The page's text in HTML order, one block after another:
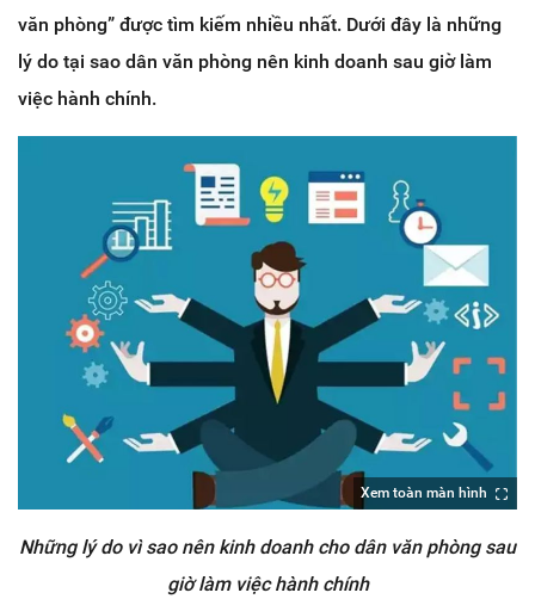
văn phòng” được tìm kiếm nhiều nhất. Dưới đây là những
lý do tại sao dân văn phòng nên kinh doanh sau giờ làm
việc hành chính.
Xem toàn màn hình
Những lý do vì sao nên kinh doanh cho dân văn phòng sau
giờ làm việc hành chính